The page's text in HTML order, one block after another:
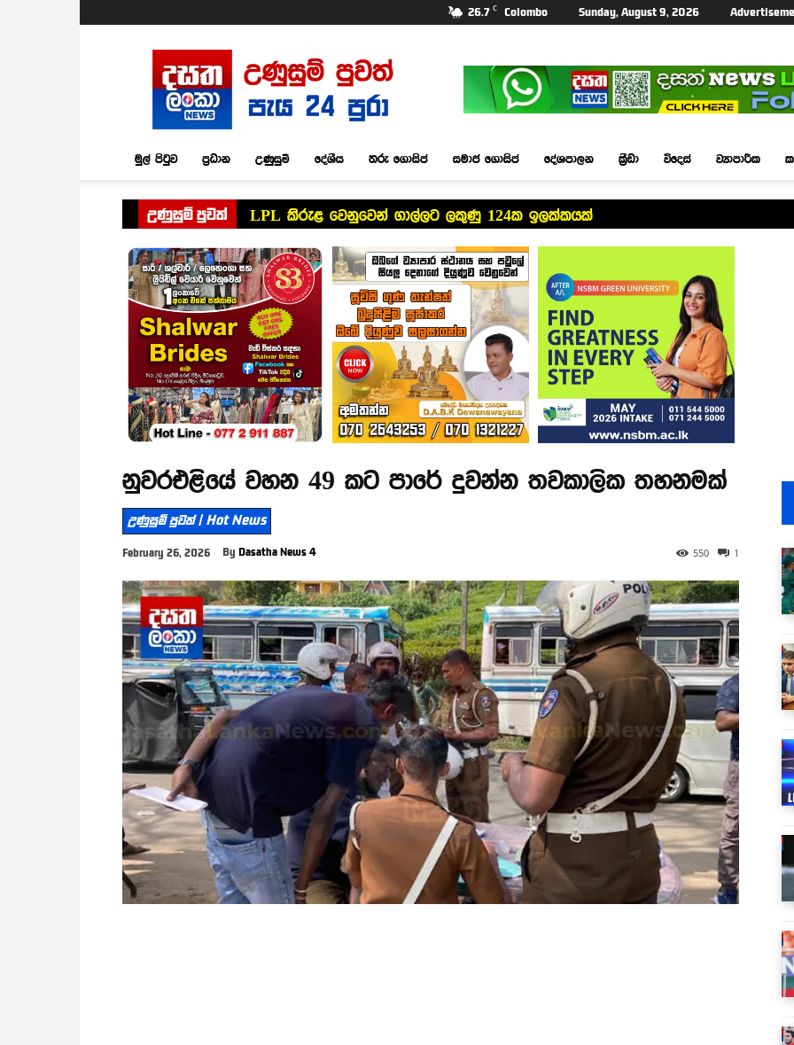
26.7 C Colombo Sunday, August 9, 2026
Dasatha
Lanka
News
මුල් පිටුව ප්‍රධාන උණුසුම් දේශීය තරු ගොසිප් සමාජ ගොසිප් දේශපාලන ක්‍රීඩා විදෙස් ව්‍යාපාරික
උණුසුම් පුවත් LPL කිරුළ වෙනුවෙන් ගාල්ලට ලකුණු 124ක ඉලක්කයක්
නුවරඑළියේ වහන 49 කට පාරේ දුවන්න තවකාලික තහනමක්
උණුසුම් පුවත් | Hot News
February 26, 2026 By Dasatha News 4 1
550